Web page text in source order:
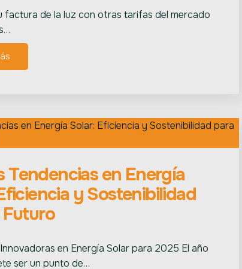
factura de la luz con otras tarifas del mercado
Tendencias en Energía
y Sostenibilidad
en Energía Solar para 2025 El año
ser un punto de…